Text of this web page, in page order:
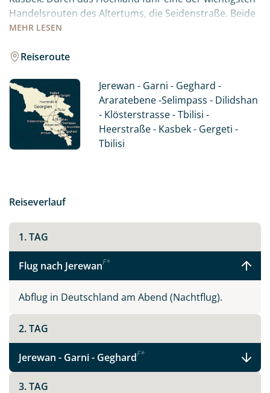
MEHR LESEN
Handelsrouten des Altertums, die Seidenstraße. Beide
Länder faszinieren mit einer Fülle an Kultur -
Kirchen, in Felsen geschlagene Höhlen, alte Brücken
vollendeter Schönheit gelten als mächtiges Symbol der
Wahrheit und Ewigkeit. Die Natur bezaubert mit
wunderschönen Blumenhängen, hochgelegenen Seen,
dichten Wäldern und majestätischen Bergen. Und nicht
zu vergessen: die kulinarischen Genüsse welche, sich
sich nicht an die legendären Fragen an Radio Eriwan?
Reiseroute
Jerewan - Garni - Geghard -
Araratebene -Selimpass - Dilidshan
- Klösterstrasse - Tbilisi -
Heerstraße - Kasbek - Gergeti -
Tbilisi
Reiseverlauf
1. TAG
Flug nach JerewanF*
Abflug in Deutschland am Abend (Nachtflug).
2. TAG
Jerewan - Garni - GeghardF*
3. TAG